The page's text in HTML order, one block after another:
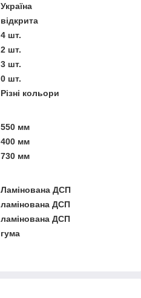
Україна
відкрита
4 шт.
2 шт.
3 шт.
0 шт.
Різні кольори
550 мм
400 мм
730 мм
Ламінована ДСП
ламінована ДСП
ламінована ДСП
гума